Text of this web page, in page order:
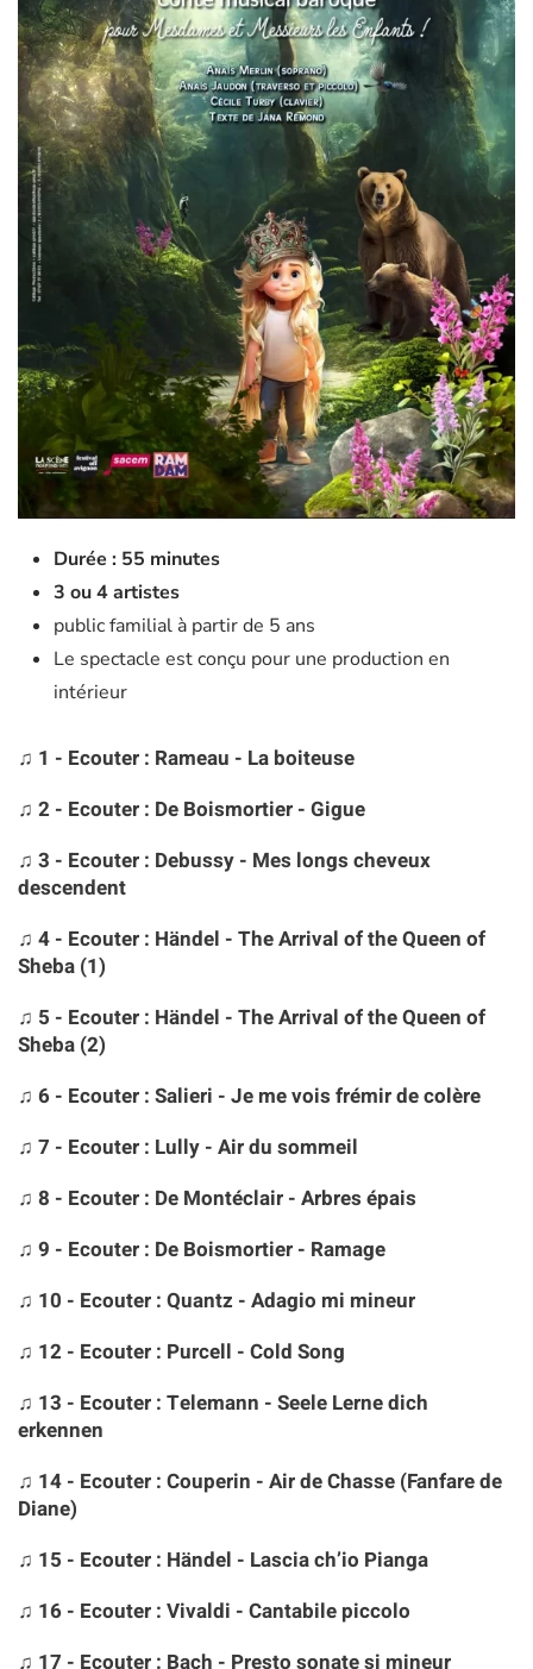
Durée : 55 minutes
3 ou 4 artistes
public familial à partir de 5 ans
Le spectacle est conçu pour une production en
intérieur
♫ 1 - Ecouter : Rameau - La boiteuse
♫ 2 - Ecouter : De Boismortier - Gigue
♫ 3 - Ecouter : Debussy - Mes longs cheveux
descendent
♫ 4 - Ecouter : Händel - The Arrival of the Queen of
Sheba (1)
♫ 5 - Ecouter : Händel - The Arrival of the Queen of
Sheba (2)
♫ 6 - Ecouter : Salieri - Je me vois frémir de colère
♫ 7 - Ecouter : Lully - Air du sommeil
♫ 8 - Ecouter : De Montéclair - Arbres épais
♫ 9 - Ecouter : De Boismortier - Ramage
♫ 10 - Ecouter : Quantz - Adagio mi mineur
♫ 12 - Ecouter : Purcell - Cold Song
♫ 13 - Ecouter : Telemann - Seele Lerne dich
erkennen
♫ 14 - Ecouter : Couperin - Air de Chasse (Fanfare de
Diane)
♫ 15 - Ecouter : Händel - Lascia ch’io Pianga
♫ 16 - Ecouter : Vivaldi - Cantabile piccolo
♫ 17 - Ecouter : Bach - Presto sonate si mineur